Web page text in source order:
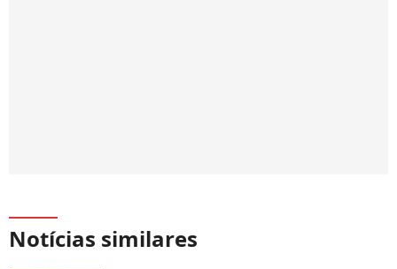
Notícias similares